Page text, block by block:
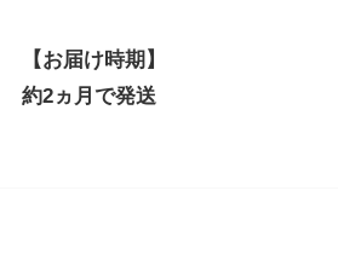
【お届け時期】
約2ヵ月で発送